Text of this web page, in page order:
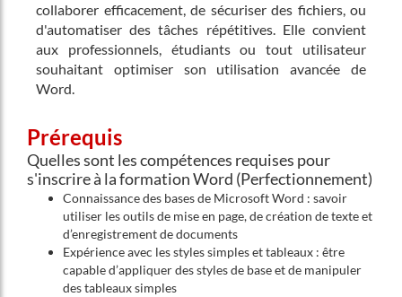
collaborer efficacement, de sécuriser des fichiers, ou
d'automatiser des tâches répétitives. Elle convient
aux professionnels, étudiants ou tout utilisateur
souhaitant optimiser son utilisation avancée de
Word.
Prérequis
Quelles sont les compétences requises pour
s'inscrire à la formation Word (Perfectionnement)
Connaissance des bases de Microsoft Word : savoir
utiliser les outils de mise en page, de création de texte et
d’enregistrement de documents
Expérience avec les styles simples et tableaux : être
capable d’appliquer des styles de base et de manipuler
des tableaux simples